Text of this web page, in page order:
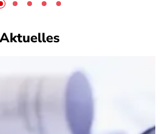
Aktuelles